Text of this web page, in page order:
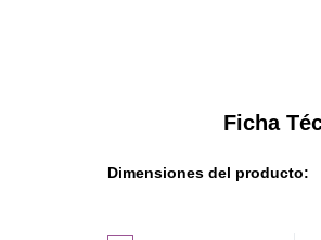
Ficha
Dimensiones del producto: